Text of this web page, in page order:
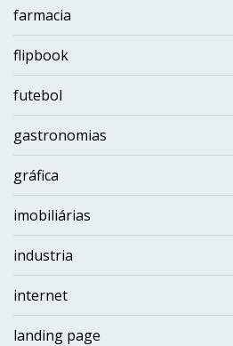
farmacia
flipbook
futebol
gastronomias
gráfica
imobiliárias
industria
internet
landing page